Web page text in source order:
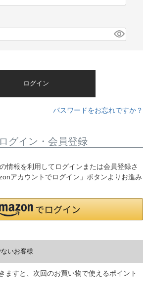
ログイン
パスワードをお忘れですか？
グイン・会員登録
情報を利用してログインまたは会員登録さ
アカウントでログイン」ボタンよりお進み
いお客様
ますと、次回のお買い物で使えるポイント